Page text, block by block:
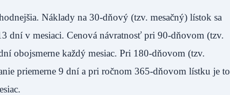
Náklady na 30-dňový (tzv. mesačný) lístok sa
dní v mesiaci. Cenová návratnosť pri 90-dňovom (tzv.
obojsmerne každý mesiac. Pri 180-dňovom (tzv.
priemerne 9 dní a pri ročnom 365-dňovom lístku je to